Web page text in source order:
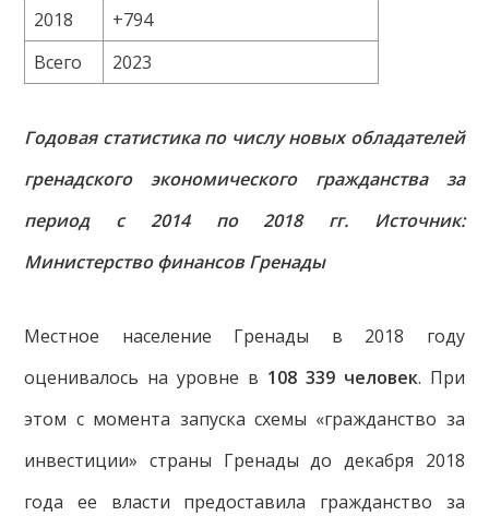
2018
+794
Всего
2023
Годовая статистика по числу новых обладателей
гренадского экономического гражданства за
период с 2014 по 2018 гг. Источник:
Министерство финансов Гренады
Местное население Гренады в 2018 году
оценивалось на уровне в 108 339 человек. При
этом с момента запуска схемы «гражданство за
инвестиции» страны Гренады до декабря 2018
года ее власти предоставила гражданство за